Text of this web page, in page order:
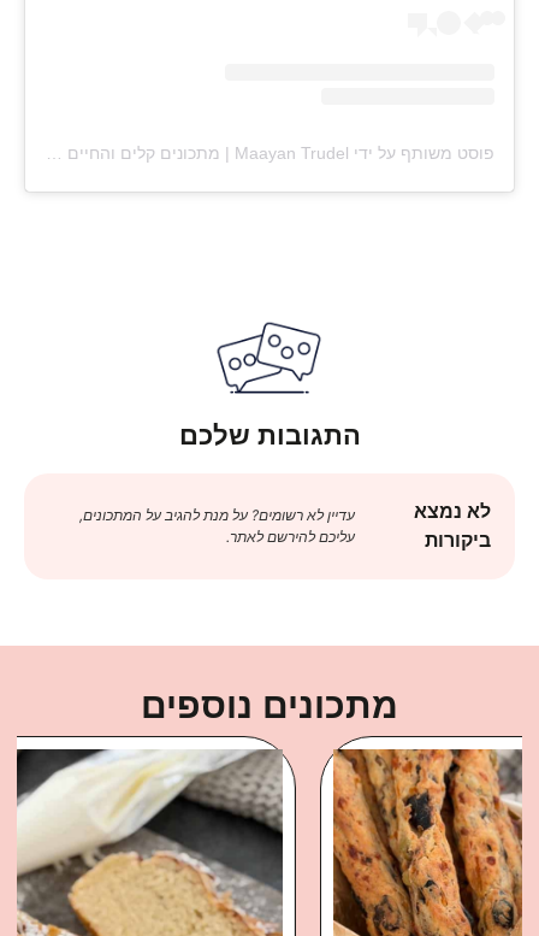
פוסט משותף על ידי ‏‎Maayan Trudel | מתכונים קלים והחיים עצמם‎‏ (@‏‎maayan.shtrudel‎‏)
התגובות שלכם
לא נמצא
ביקורות
עדיין לא רשומים? על מנת להגיב על המתכונים,
עליכם להירשם לאתר.
מתכונים נוספים